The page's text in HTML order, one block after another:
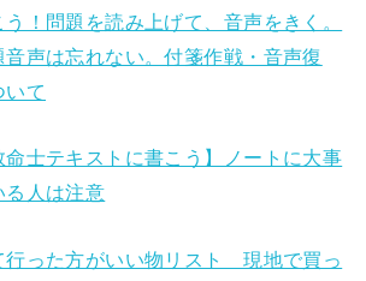
！問題を読み上げて、音声をきく。
音声は忘れない。付箋作戦・音声復
いて
命士テキストに書こう】ノートに大事
る人は注意
行った方がいい物リスト 現地で買っ